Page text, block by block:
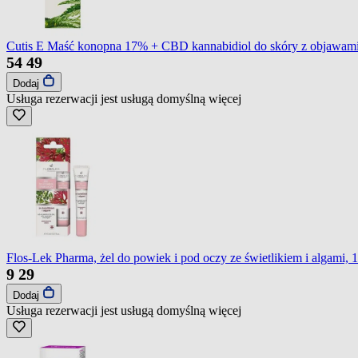
Cutis E Maść konopna 17% + CBD kannabidiol do skóry z
54 49
Dodaj
Usługa rezerwacji jest usługą domyślną więcej
Flos-Lek Pharma, żel do powiek i pod oczy ze świetlikiem i algami,
9 29
Dodaj
Usługa rezerwacji jest usługą domyślną więcej